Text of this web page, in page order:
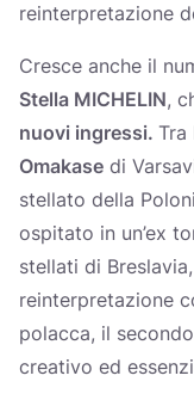
reinterpretazione
Cresce anche il
Stella MICHELIN,
nuovi ingressi. Tra
Omakase di
stellato della
ospitato in un’ex
stellati di Breslavia,
reinterpretazione
polacca, il
creativo ed